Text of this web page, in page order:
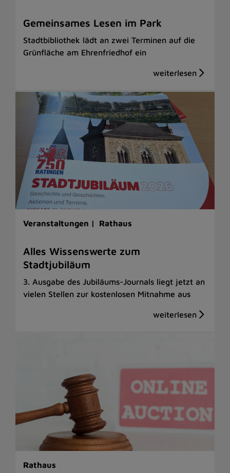
Gemeinsames Lesen im Park
Stadtbibliothek lädt an zwei Terminen auf die
Grünfläche am Ehrenfriedhof ein
Veranstaltungen | Rathaus
Alles Wissenswerte zum
Stadtjubiläum
3. Ausgabe des Jubiläums-Journals liegt jetzt an
vielen Stellen zur kostenlosen Mitnahme aus
Rathaus